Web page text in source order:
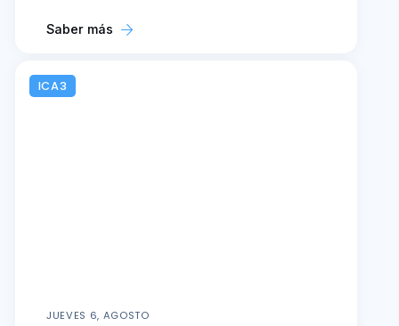
Saber más
ICA3
JUEVES 6, AGOSTO